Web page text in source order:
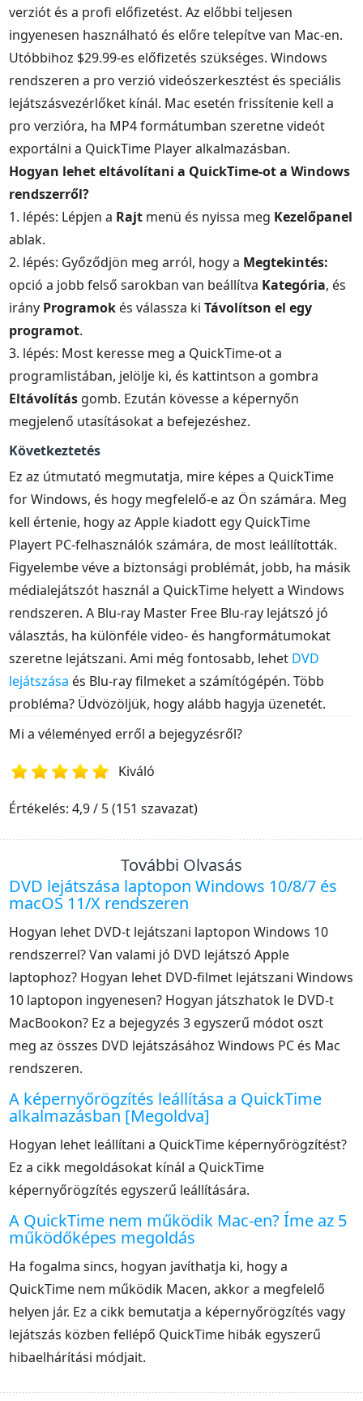
verziót és a profi előfizetést. Az előbbi teljesen
ingyenesen használható és előre telepítve van Mac-en.
Utóbbihoz $29.99-es előfizetés szükséges. Windows
rendszeren a pro verzió videószerkesztést és speciális
lejátszásvezérlőket kínál. Mac esetén frissítenie kell a
pro verzióra, ha MP4 formátumban szeretne videót
exportálni a QuickTime Player alkalmazásban.
Hogyan lehet eltávolítani a QuickTime-ot a Windows
rendszerről?
1. lépés: Lépjen a Rajt menü és nyissa meg Kezelőpanel
ablak.
2. lépés: Győződjön meg arról, hogy a Megtekintés:
opció a jobb felső sarokban van beállítva Kategória, és
irány Programok és válassza kiTávolítson el egy
programot.
3. lépés: Most keresse meg a QuickTime-ot a
programlistában, jelölje ki, és kattintson a gombra
Eltávolítás gomb. Ezután kövesse a képernyőn
megjelenő utasításokat a befejezéshez.
Következtetés
Ez az útmutató megmutatja, mire képes a QuickTime
for Windows, és hogy megfelelő-e az Ön számára. Meg
kell értenie, hogy az Apple kiadott egy QuickTime
Playert PC-felhasználók számára, de most leállították.
Figyelembe véve a biztonsági problémát, jobb, ha másik
médialejátszót használ a QuickTime helyett a Windows
rendszeren. A Blu-ray Master Free Blu-ray lejátszó jó
választás, ha különféle video- és hangformátumokat
szeretne lejátszani. Ami még fontosabb, lehet DVD
lejátszása és Blu-ray filmeket a számítógépén. Több
probléma? Üdvözöljük, hogy alább hagyja üzenetét.
Mi a véleményed erről a bejegyzésről?
1 2 3 4 5
Kiváló
Értékelés: 4,9 / 5 (151 szavazat)
További Olvasás
DVD lejátszása laptopon Windows 10/8/7 és
macOS 11/X rendszeren
Hogyan lehet DVD-t lejátszani laptopon Windows 10
rendszerrel? Van valami jó DVD lejátszó Apple
laptophoz? Hogyan lehet DVD-filmet lejátszani Windows
10 laptopon ingyenesen? Hogyan játszhatok le DVD-t
MacBookon? Ez a bejegyzés 3 egyszerű módot oszt
meg az összes DVD lejátszásához Windows PC és Mac
rendszeren.
A képernyőrögzítés leállítása a QuickTime
alkalmazásban [Megoldva]
Hogyan lehet leállítani a QuickTime képernyőrögzítést?
Ez a cikk megoldásokat kínál a QuickTime
képernyőrögzítés egyszerű leállítására.
A QuickTime nem működik Mac-en? Íme az 5
működőképes megoldás
Ha fogalma sincs, hogyan javíthatja ki, hogy a
QuickTime nem működik Macen, akkor a megfelelő
helyen jár. Ez a cikk bemutatja a képernyőrögzítés vagy
lejátszás közben fellépő QuickTime hibák egyszerű
hibaelhárítási módjait.